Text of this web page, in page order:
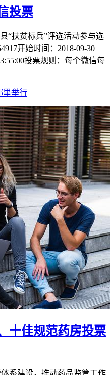
投票
“扶贫标兵”评选活动参与选
开始时间：2018-09-30
投票规则：每个微信每
里举行
十佳规范药房投票
系建设，推动药品监管工作